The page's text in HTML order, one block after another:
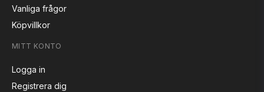
Vanliga frågor
Köpvillkor
MITT KONTO
Logga in
Registrera dig